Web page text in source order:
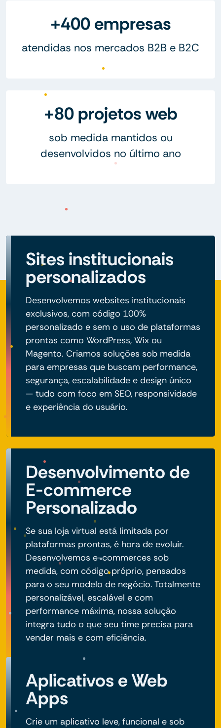
+400 empresas
atendidas nos mercados B2B e B2C
+80 projetos web
sob medida mantidos ou
desenvolvidos no último ano
Sites institucionais
personalizados
Desenvolvemos websites institucionais
exclusivos, com código 100%
personalizado e sem o uso de plataformas
prontas como WordPress, Wix ou
Magento. Criamos soluções sob medida
para empresas que buscam performance,
segurança, escalabilidade e design único
— tudo com foco em SEO, responsividade
e experiência do usuário.
Desenvolvimento de
E-commerce
Personalizado
Se sua loja virtual está limitada por
plataformas prontas, é hora de evoluir.
Desenvolvemos e-commerces sob
medida, com código próprio, pensados
para o seu modelo de negócio. Totalmente
personalizável, escalável e com
performance máxima, nossa solução
integra tudo o que seu time precisa para
vender mais e com eficiência.
Aplicativos e Web
Apps
Crie um aplicativo leve, funcional e sob